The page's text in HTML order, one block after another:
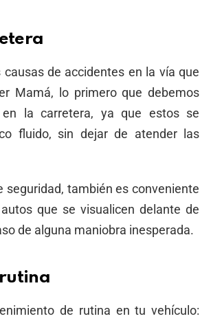
de accidentes en la vía que
Mamá, lo primero que debemos
la carretera, ya que estos se
fluido, sin dejar de atender las
también es conveniente
que se visualicen delante de
de alguna maniobra inesperada.
de rutina en tu vehículo: